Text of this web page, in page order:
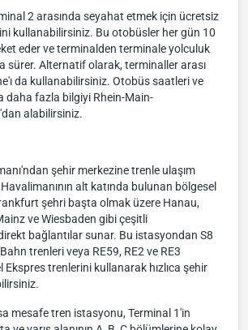
2 arasında seyahat etmek için ücretsiz
kullanabilirsiniz. Bu otobüsler her gün 10
eder ve terminalden terminale yolculuk
sürer. Alternatif olarak, terminaller arası
da kullanabilirsiniz. Otobüs saatleri ve
daha fazla bilgiyi Rhein-Main-
alabilirsiniz.
şehir merkezine trenle ulaşım
alt katında bulunan bölgesel
şehri başta olmak üzere Hanau,
ve Wiesbaden gibi çeşitli
bağlantılar sunar. Bu istasyondan S8
trenleri veya RE59, RE2 ve RE3
Ekspres trenlerini kullanarak hızlıca şehir
mesafe tren istasyonu, Terminal 1'in